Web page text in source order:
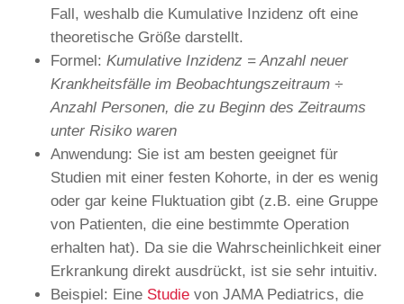
Fall, weshalb die Kumulative Inzidenz oft eine
theoretische Größe darstellt.
Formel:Kumulative Inzidenz =Anzahl neuer
Krankheitsfälle im Beobachtungszeitraum ÷
Anzahl Personen, die zu Beginn des Zeitraums
unter Risiko waren
Anwendung: Sie ist am besten geeignet für
Studien mit einer festen Kohorte, in der es wenig
oder gar keine Fluktuation gibt (z.B. eine Gruppe
von Patienten, die eine bestimmte Operation
erhalten hat). Da sie die Wahrscheinlichkeit einer
Erkrankung direkt ausdrückt, ist sie sehr intuitiv.
Beispiel: Eine Studie von JAMA Pediatrics, die